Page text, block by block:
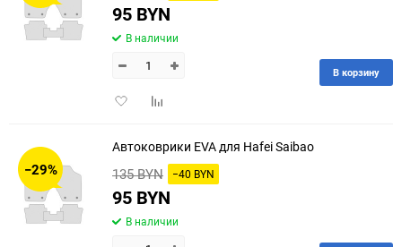
95 BYN
В наличии
ДобавитьДобавить
В корзину
−29%
Автоковрики EVA для Hafei Saibao
135 BYN −40 BYN
95 BYN
В наличии